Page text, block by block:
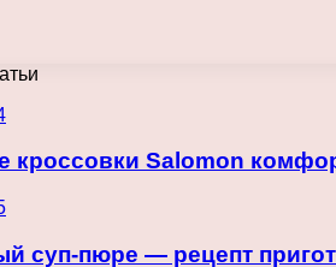
кроссовки Salomon
суп-пюре — рецепт